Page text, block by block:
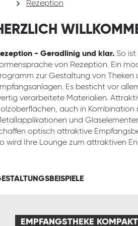
Rezeption
- Geradlinig und klar. So ist
von Rezeption. Ein
zur Gestaltung von Theken
Es besticht vor
verarbeitete Materialien.
auch in Kombination
und
optisch attraktive
wird Ihre Lounge zum attraktiven
EMPFANGSTHEKE KOMPAKT